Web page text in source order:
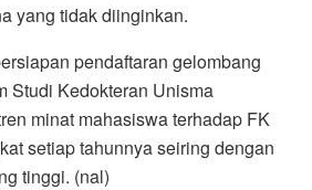
yang tidak diinginkan.
pendaftaran gelombang
Studi Kedokteran Unisma
minat mahasiswa terhadap FK
setiap tahunnya seiring dengan
tinggi. (nal)